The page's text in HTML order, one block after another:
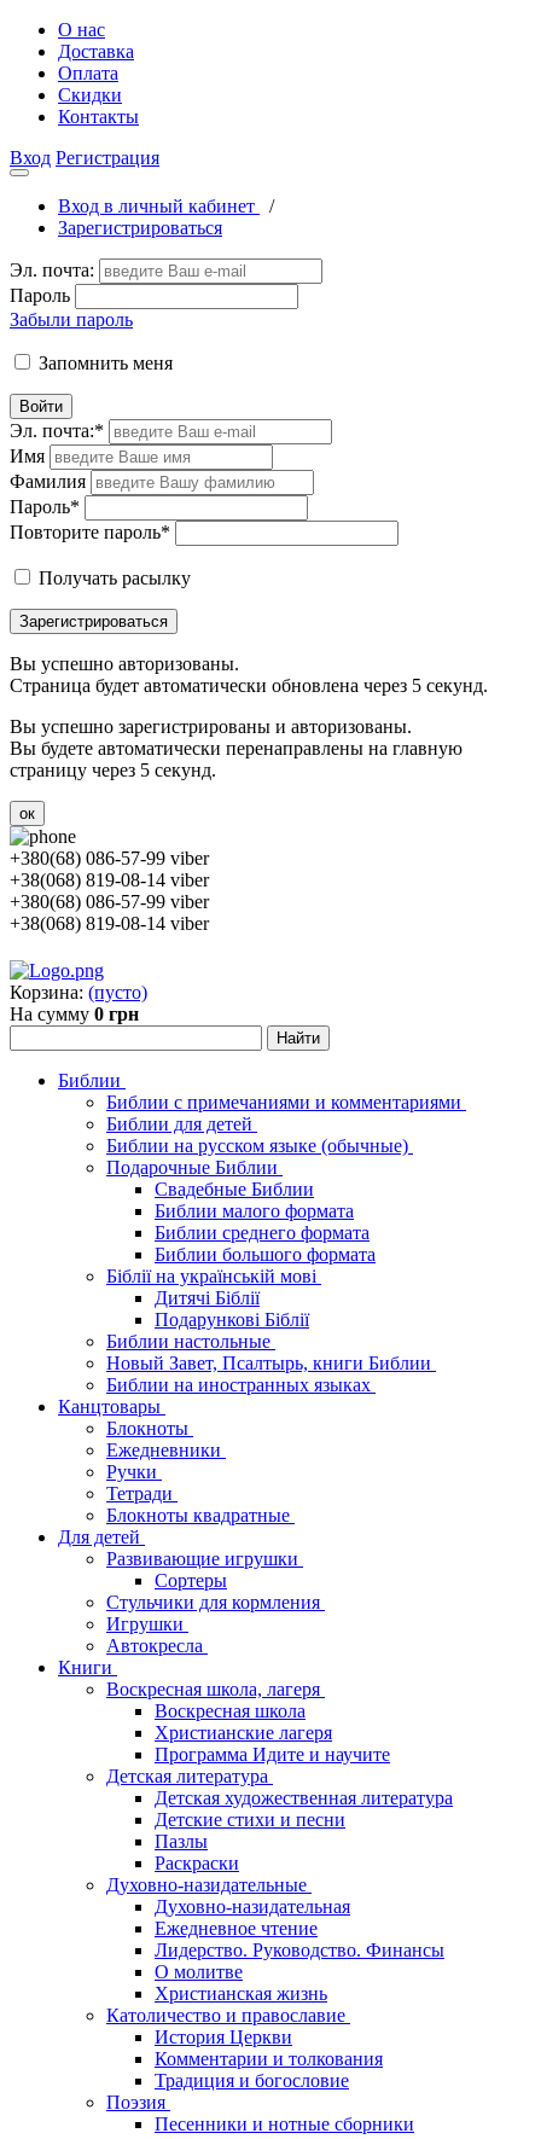
О нас
Доставка
Оплата
Скидки
Контакты
Вход Регистрация
Вход в личный кабинет
/
Зарегистрироваться
Эл. почта:
Пароль
Забыли пароль
Запомнить меня
Войти
Эл. почта:*
Имя
Фамилия
Пароль*
Повторите пароль*
Получать расылку
Зарегистрироваться
Вы успешно авторизованы.
Страница будет автоматически обновлена через 5 секунд.
Вы успешно зарегистрированы и авторизованы.
Вы будете автоматически перенаправлены на главную
страницу через 5 секунд.
ок
+380(68) 086-57-99 viber
+38(068) 819-08-14 viber
+380(68) 086-57-99 viber
+38(068) 819-08-14 viber
Корзина: (пусто)
На сумму 0 грн
Библии
Библии с примечаниями и комментариями
Библии для детей
Библии на русском языке (обычные)
Подарочные Библии
Свадебные Библии
Библии малого формата
Библии среднего формата
Библии большого формата
Біблії на українській мові
Дитячі Біблії
Подарункові Біблії
Библии настольные
Новый Завет, Псалтырь, книги Библии
Библии на иностранных языках
Канцтовары
Блокноты
Ежедневники
Ручки
Тетради
Блокноты квадратные
Для детей
Развивающие игрушки
Сортеры
Стульчики для кормления
Игрушки
Автокресла
Книги
Воскресная школа, лагеря
Воскресная школа
Христианские лагеря
Программа Идите и научите
Детская литература
Детская художественная литература
Детские стихи и песни
Пазлы
Раскраски
Духовно-назидательные
Духовно-назидательная
Ежедневное чтение
Лидерство. Руководство. Финансы
О молитве
Христианская жизнь
Католичество и православие
История Церкви
Комментарии и толкования
Традиция и богословие
Поэзия
Песенники и нотные сборники